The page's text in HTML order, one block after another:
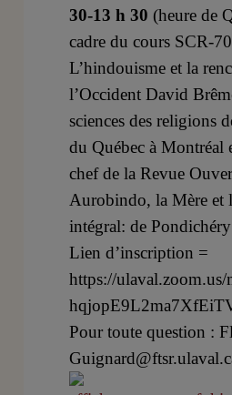
30-13 h 30 (heure de
cadre du cours SCR-
L’hindouisme et la
l’Occident David
sciences des religions
du Québec à Montréal
chef de la Revue
Aurobindo, la Mère et
intégral: de
Lien d’inscription =
https://
Pour toute question :